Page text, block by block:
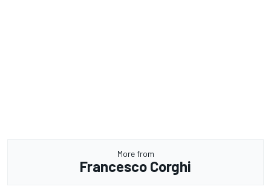
More from
Francesco Corghi